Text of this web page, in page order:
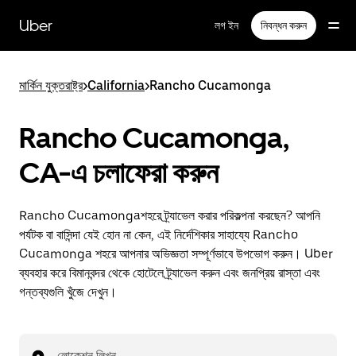
প্রধান
বিষয়সূচিতে
Uber লগ ইন নিবন্ধন করুন
মার্কিন যুক্তরাষ্ট্র>California>Rancho Cucamonga
Rancho Cucamonga,
CA-এ চলাফেরা করুন
Rancho Cucamongaশহরে ট্র্যাভেল করার পরিকল্পনা করছেন? আপনি
পর্যটক বা বাসিন্দা যেই হোন না কেন, এই নির্দেশিকার সাহায্যে Rancho
Cucamonga শহরে আপনার অভিজ্ঞতা সম্পূর্ণভাবে উপভোগ করুন। Uber
ব্যবহার করে বিমানবন্দর থেকে হোটেলে ট্র্যাভেল করুন এবং জনপ্রিয় রাস্তা এবং
গন্তব্যগুলি খুঁজে দেখুন।